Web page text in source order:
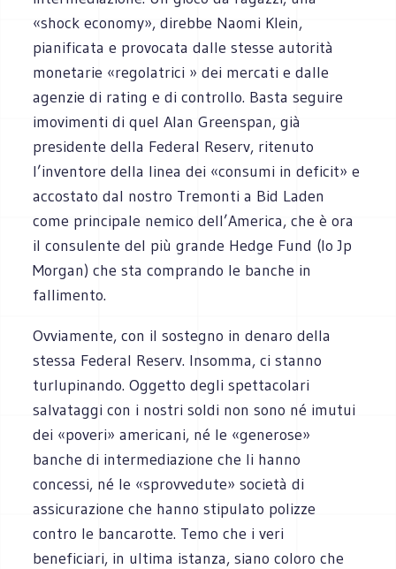
«shock economy», direbbe Naomi Klein,
pianificata e provocata dalle stesse autorità
monetarie «regolatrici » dei mercati e dalle
agenzie di rating e di controllo. Basta seguire
imovimenti di quel Alan Greenspan, già
presidente della Federal Reserv, ritenuto
l’inventore della linea dei «consumi in deficit» e
accostato dal nostro Tremonti a Bid Laden
come principale nemico dell’America, che è ora
il consulente del più grande Hedge Fund (lo Jp
Morgan) che sta comprando le banche in
fallimento.
Ovviamente, con il sostegno in denaro della
stessa Federal Reserv. Insomma, ci stanno
turlupinando. Oggetto degli spettacolari
salvataggi con i nostri soldi non sono né imutui
dei «poveri» americani, né le «generose»
banche di intermediazione che li hanno
concessi, né le «sprovvedute» società di
assicurazione che hanno stipulato polizze
contro le bancarotte. Temo che i veri
beneficiari, in ultima istanza, siano coloro che